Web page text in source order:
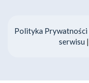
Polityka Prywatności
serwisu |